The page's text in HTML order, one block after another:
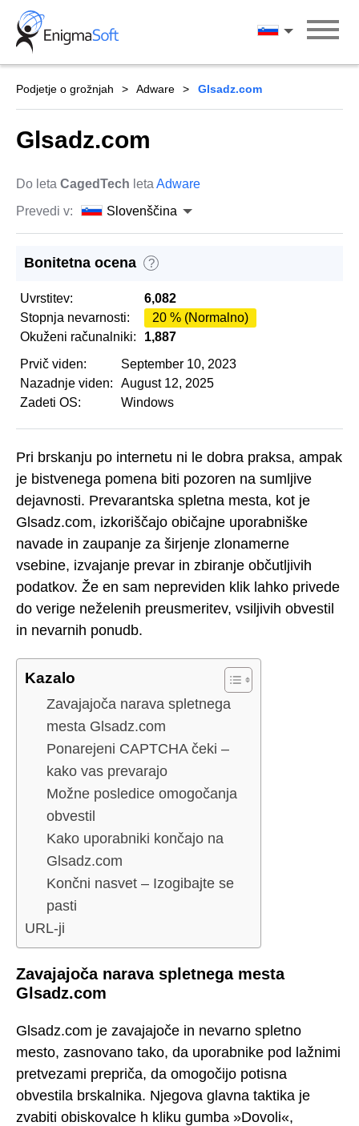
Skip
content
Slovenščina
Podjetje o grožnjah Adware Glsadz.com
Glsadz.com
Do leta CagedTech leta Adware
Prevedi v:
Slovenščina
Bonitetna ocena ?
Uvrstitev:
6,082
Stopnja nevarnosti:
20 % (Normalno)
Okuženi računalniki:
1,887
Prvič viden:
September 10, 2023
Nazadnje viden:
August 12, 2025
Zadeti OS:
Windows
Pri brskanju po internetu ni le dobra praksa, ampak
je bistvenega pomena biti pozoren na sumljive
dejavnosti. Prevarantska spletna mesta, kot je
Glsadz.com, izkoriščajo običajne uporabniške
navade in zaupanje za širjenje zlonamerne
vsebine, izvajanje prevar in zbiranje občutljivih
podatkov. Že en sam nepreviden klik lahko privede
do verige neželenih preusmeritev, vsiljivih obvestil
in nevarnih ponudb.
Kazalo
Zavajajoča narava spletnega
mesta Glsadz.com
Ponarejeni CAPTCHA čeki –
kako vas prevarajo
Možne posledice omogočanja
obvestil
Kako uporabniki končajo na
Glsadz.com
Končni nasvet – Izogibajte se
pasti
URL-ji
Zavajajoča narava spletnega mesta
Glsadz.com
Glsadz.com je zavajajoče in nevarno spletno
mesto, zasnovano tako, da uporabnike pod lažnimi
pretvezami prepriča, da omogočijo potisna
obvestila brskalnika. Njegova glavna taktika je
zvabiti obiskovalce h kliku gumba »Dovoli«,